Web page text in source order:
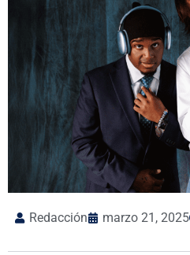
Redacción marzo 21, 2025